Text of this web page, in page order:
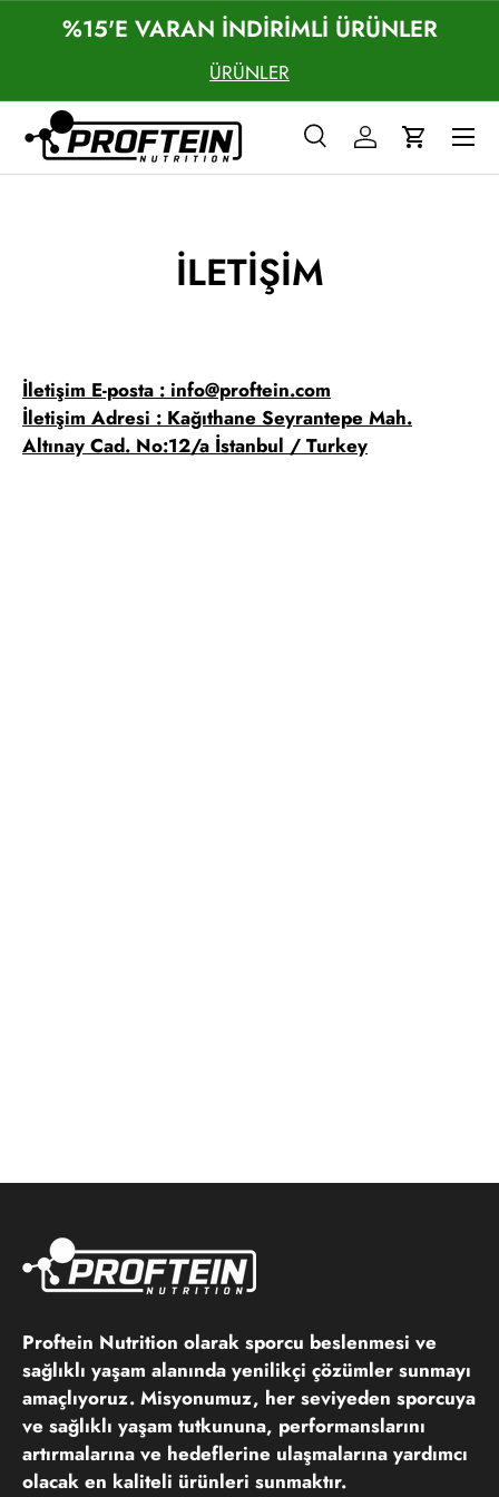
İÇERIĞE GEÇ
%15'E VARAN İNDİRİMLİ ÜRÜNLER
ÜRÜNLER
Ara
AramaGiriş Sepet
Menü
İLETIŞIM
İletişim E-posta : info@proftein.com
İletişim Adresi : Kağıthane Seyrantepe Mah.
Altınay Cad. No:12/a İstanbul / Turkey
Proftein Nutrition olarak sporcu beslenmesi ve
sağlıklı yaşam alanında yenilikçi çözümler sunmayı
amaçlıyoruz. Misyonumuz, her seviyeden sporcuya
ve sağlıklı yaşam tutkununa, performanslarını
artırmalarına ve hedeflerine ulaşmalarına yardımcı
olacak en kaliteli ürünleri sunmaktır.